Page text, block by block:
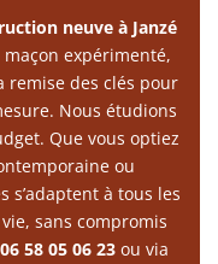
neuve à Janzé
maçon expérimenté,
remise des clés pour
Nous étudions
Que vous optiez
ou
à tous les
sans compromis
06 58 05 06 23 ou via